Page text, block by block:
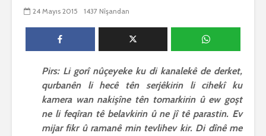
24 Mayıs 2015 1437 Nîşandan
Pirs: Li gorî nûçeyeke ku di kanalekê de derket,
qurbanên li hecê tên serjêkirin li cihekî ku
kamera wan nakişîne tên tomarkirin û ew goşt
ne li feqîran tê belavkirin û ne jî tê parastin. Ev
mijar fikr û ramanê min tevlihev kir. Di dînê me
2556 Nîşandan
Him kişandina
cigareyê him jî
tendirustiya
mirovan bi zirar in.
Gelo hukmê li ser
her duyan wek hev
e?
27 Ekim 2021
teqez
mirov
çêbike?
3 Kasım
3042